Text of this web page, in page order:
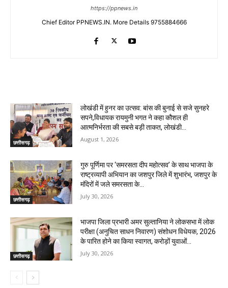
https://ppnews.in
Chief Editor PPNEWS.IN. More Details 9755884666
छत्तीसगढ़
लोखंडी में हुनर का उत्सव: बांस की बुनाई से सजे सुनहरे
सपने,विधायक रायमुनी भगत ने कहा कौशल ही
आत्मनिर्भरता की सबसे बड़ी ताकत, लोखंडी...
August 1, 2026
छत्तीसगढ़
गुरु पूर्णिमा पर ‘समरसता दीप महोत्सव’ के साथ भाजपा के
राष्ट्रव्यापी अभियान का जशपुर जिले में शुभारंभ, जशपुर के
मंदिरों में जले समरसता के...
July 30, 2026
छत्तीसगढ़
भाजपा जिला प्रभारी अमर सुल्तानिया ने लोकसभा में लोक
परीक्षा (अनुचित साधन निवारण) संशोधन विधेयक, 2026
के पारित होने का किया स्वागत, करोड़ों युवाओं...
July 30, 2026